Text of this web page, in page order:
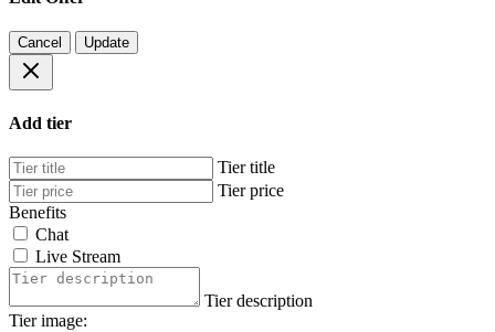
Cancel Update
Add tier
Tier title
Tier price
Benefits
Chat
Live Stream
Tier description
Tier image: